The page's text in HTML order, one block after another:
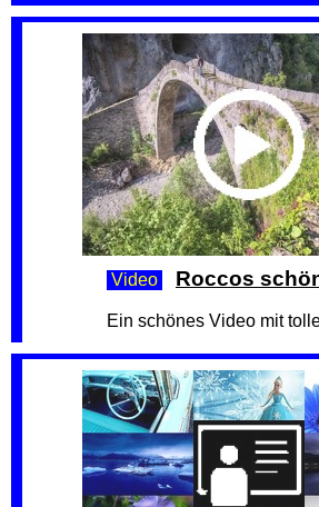
Video Roccos
Ein schönes Video mit